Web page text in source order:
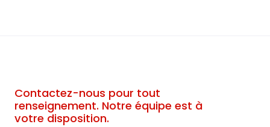
Contactez-nous pour tout
renseignement. Notre équipe est à
votre disposition.